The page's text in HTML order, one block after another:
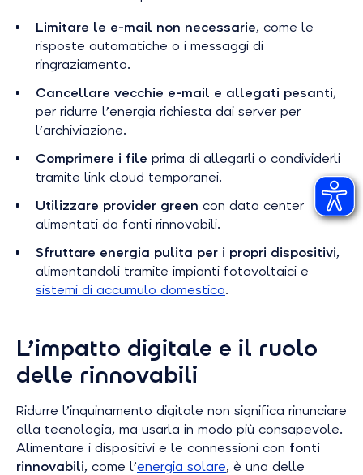
Limitare le e-mail non necessarie, come le
risposte automatiche o i messaggi di
ringraziamento.
Cancellare vecchie e-mail e allegati pesanti,
per ridurre l’energia richiesta dai server per
l’archiviazione.
Comprimere i file prima di allegarli o condividerli
tramite link cloud temporanei.
Utilizzare provider green con data center
alimentati da fonti rinnovabili.
Sfruttare energia pulita per i propri dispositivi,
alimentandoli tramite impianti fotovoltaici e
sistemi di accumulo domestico.
L’impatto digitale e il ruolo
delle rinnovabili
Ridurre l’inquinamento digitale non significa rinunciare
alla tecnologia, ma usarla in modo più consapevole.
Alimentare i dispositivi e le connessioni con fonti
rinnovabili, come l’energia solare, è una delle